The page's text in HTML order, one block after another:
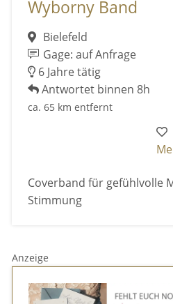
Wyborny Band
Bielefeld
Gage: auf Anfrage
6 Jahre tätig
Antwortet binnen 8h
ca. 65 km entfernt
Coverband für gefühlvolle
Stimmung
Anzeige